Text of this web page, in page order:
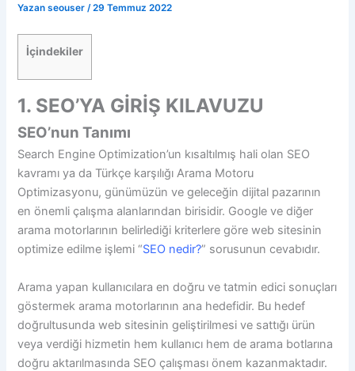
Yazan seouser/29 Temmuz 2022
İçindekiler
1. SEO’YA GİRİŞ KILAVUZU
SEO’nun Tanımı
Search Engine Optimization’un kısaltılmış hali olan SEO
kavramı ya da Türkçe karşılığı Arama Motoru
Optimizasyonu, günümüzün ve geleceğin dijital pazarının
en önemli çalışma alanlarından birisidir. Google ve diğer
arama motorlarının belirlediği kriterlere göre web sitesinin
optimize edilme işlemi “SEO nedir?” sorusunun cevabıdır.
Arama yapan kullanıcılara en doğru ve tatmin edici sonuçları
göstermek arama motorlarının ana hedefidir. Bu hedef
doğrultusunda web sitesinin geliştirilmesi ve sattığı ürün
veya verdiği hizmetin hem kullanıcı hem de arama botlarına
doğru aktarılmasında SEO çalışması önem kazanmaktadır.